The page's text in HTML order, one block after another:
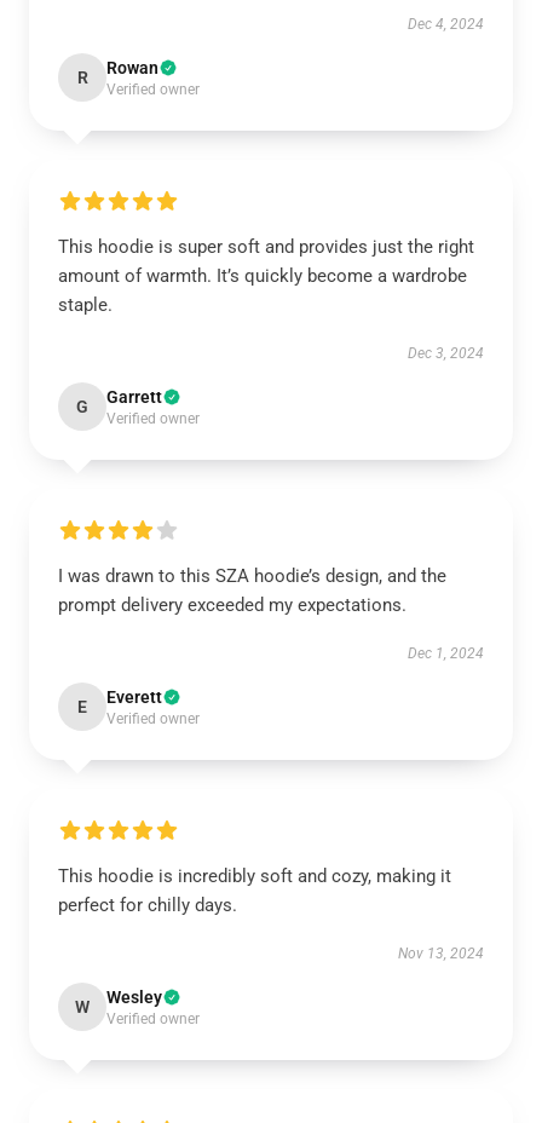
Dec 4, 2024
R Rowan
Verified owner
This hoodie is super soft and provides just the right
amount of warmth. It’s quickly become a wardrobe
staple.
Dec 3, 2024
G Garrett
Verified owner
I was drawn to this SZA hoodie’s design, and the
prompt delivery exceeded my expectations.
Dec 1, 2024
E Everett
Verified owner
This hoodie is incredibly soft and cozy, making it
perfect for chilly days.
Nov 13, 2024
W Wesley
Verified owner